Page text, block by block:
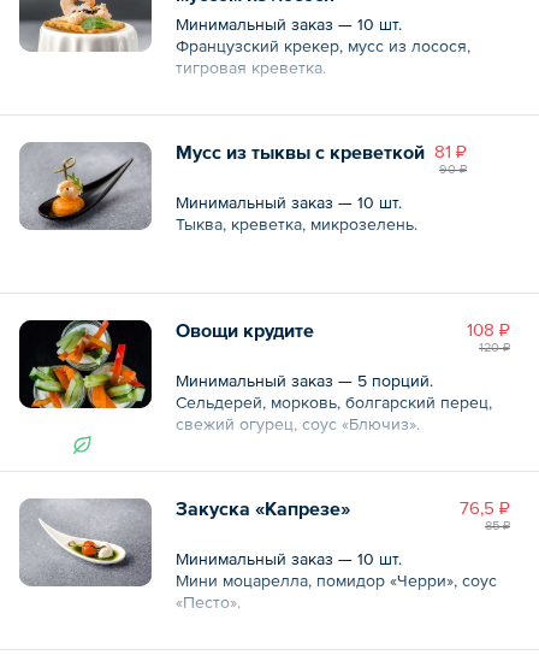
Минимальный заказ — 10 шт.
Французский крекер, мусс из лосося,
тигровая креветка.
Общий вес – 40 г
81 ₽
90 ₽
Мусс из тыквы с креветкой
Минимальный заказ — 10 шт.
Тыква, креветка, микрозелень.
Общий вес – 35 г
108 ₽
120 ₽
Овощи крудите
Минимальный заказ — 5 порций.
Сельдерей, морковь, болгарский перец,
свежий огурец, соус «Блючиз».
Общий вес – 60 г
76,5 ₽
85 ₽
Закуска «Капрезе»
Минимальный заказ — 10 шт.
Мини моцарелла, помидор «Черри», соус
«Песто».